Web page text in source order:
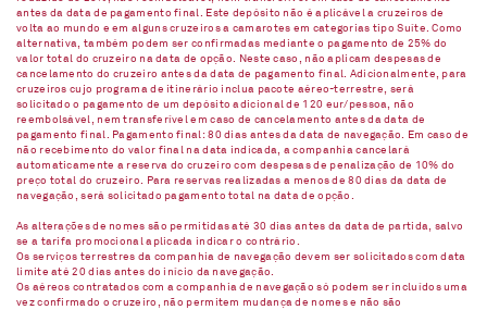
antes da data de pagamento final. Este depósito não é aplicável a cruzeiros de
volta ao mundo e em alguns cruzeiros a camarotes em categorias tipo Suíte. Como
alternativa, também podem ser confirmadas mediante o pagamento de 25% do
valor total do cruzeiro na data de opção. Neste caso, não aplicam despesas de
cancelamento do cruzeiro antes da data de pagamento final. Adicionalmente, para
cruzeiros cujo programa de itinerário inclua pacote aéreo-terrestre, será
solicitado o pagamento de um depósito adicional de 120 eur/pessoa, não
reembolsável, nem transferível em caso de cancelamento antes da data de
pagamento final. Pagamento final: 80 dias antes da data de navegação. Em caso de
não recebimento do valor final na data indicada, a companhia cancelará
automaticamente a reserva do cruzeiro com despesas de penalização de 10% do
preço total do cruzeiro. Para reservas realizadas a menos de 80 dias da data de
navegação, será solicitado pagamento total na data de opção.
As alterações de nomes são permitidas até 30 dias antes da data de partida, salvo
se a tarifa promocional aplicada indicar o contrário.
Os serviços terrestres da companhia de navegação devem ser solicitados com data
limite até 20 dias antes do início da navegação.
Os aéreos contratados com a companhia de navegação só podem ser incluídos uma
vez confirmado o cruzeiro, não permitem mudança de nomes e não são